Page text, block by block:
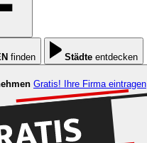
finden Städte entdecken
Gratis! Ihre Firma eintragen